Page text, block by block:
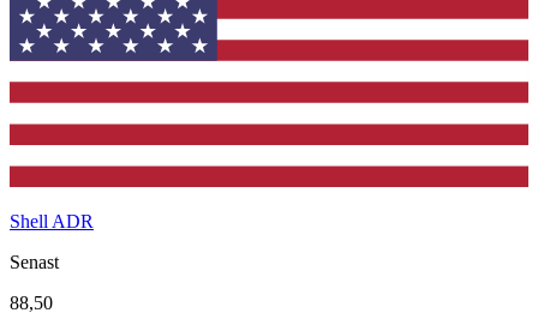
Shell ADR
Senast
88,50